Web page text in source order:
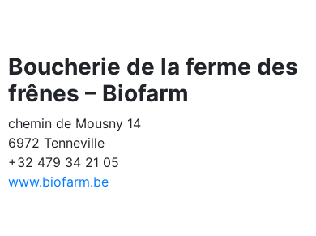
Boucherie de la ferme des
frênes – Biofarm
chemin de Mousny 14
6972 Tenneville
+32 479 34 21 05
www.biofarm.be